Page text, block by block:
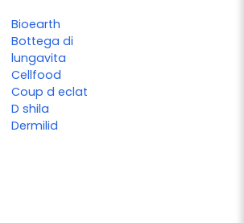
Bioearth
Bottega di
lungavita
Cellfood
Coup d eclat
D shila
Dermilid